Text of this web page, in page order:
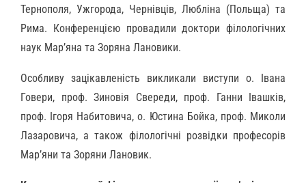
Тернополя, Ужгорода, Чернівців, Любліна (Польща) та
Рима. Конференцією провадили доктори філологічних
наук Мар’яна та Зоряна Лановики.
Особливу зацікавленість викликали виступи о. Івана
Говери, проф. Зиновія Свереди, проф. Ганни Івашків,
проф. Ігоря Набитовича, о. Юстина Бойка, проф. Миколи
Лазаровича, а також філологічні розвідки професорів
Мар’яни та Зоряни Лановик.